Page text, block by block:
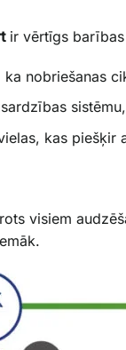
ir vērtīgs barības
nobriešanas
kas piešķir
visiem